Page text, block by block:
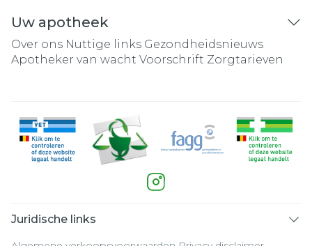
Uw apotheek
Over ons Nuttige links Gezondheidsnieuws
Apotheker van wacht Voorschrift Zorgtarieven
Juridische links